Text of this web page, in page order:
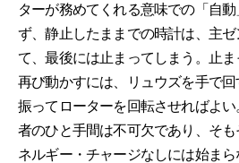
ターが務めてくれる意味での「自
ず、静止したままでの時計は、主
て、最後には止まってしまう。止
再び動かすには、リュウズを手で回
振ってローターを回転させればよ
者のひと手間は不可欠であり、そ
ネルギー・チャージなしには始まら